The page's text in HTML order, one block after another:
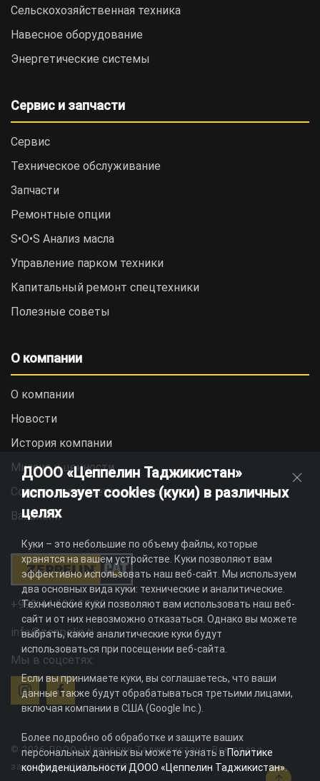
Сельскохозяйственная техника
Навесное оборудование
Энергетические системы
Сервис и запчасти
Сервис
Техническое обслуживание
Запчасти
Ремонтные опции
S•O•S Анализ масла
Управление парком техники
Капитальный ремонт спецтехники
Полезные советы
О компании
О компании
Новости
История компании
Миссия и ценности
Социальная ответственность
Вакансии
+992 44 625 11 22
info@zeppelin.tj
Мы в соцсетях:
© 2026 ДООО «Цеппелин Таджикистан». Все права
защищены. ИНН - 010082996
ДООО «Цеппелин Таджикистан»
использует cookies (куки) в различных
целях
Куки – это небольшие по объему файлы, которые
хранятся на вашем устройстве. Куки позволяют вам
эффективно использовать наш веб-сайт. Мы используем
два основных вида куки: технические и аналитические.
Технические куки позволяют вам использовать наш веб-
сайт и от них невозможно отказаться. Однако вы можете
выбрать, какие аналитические куки будут
использоваться при посещении веб-сайта.
Если вы принимаете куки, вы соглашаетесь, что ваши
данные также будут обрабатываться третьими лицами,
включая компании в США (Google Inc.).
Более подробно об обработке и защите ваших
персональных данных вы можете узнать вПолитике
конфиденциальности ДООО «Цеппелин Таджикистан».